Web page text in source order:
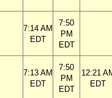
7:14 AM
EDT
7:50
PM
EDT
7:13 AM
EDT
7:50
PM
EDT
12:21
EDT